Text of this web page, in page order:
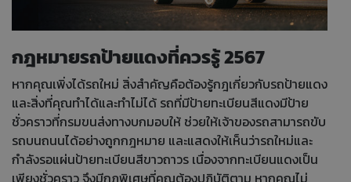
กฎหมายรถป้ายแดงที่ควรรู้ 2567
หากคุณเพิ่งได้รถใหม่ สิ่งสำคัญคือต้องรู้กฎเกี่ยวกับรถป้ายแดง
และสิ่งที่คุณทำได้และทำไม่ได้ รถที่มีป้ายทะเบียนสีแดงมีป้าย
ชั่วคราวที่กรมขนส่งทางบกมอบให้ ช่วยให้เจ้าของรถสามารถขับ
รถบนถนนได้อย่างถูกกฎหมาย และแสดงให้เห็นว่ารถใหม่และ
กำลังรอแผ่นป้ายทะเบียนสีขาวถาวร เนื่องจากทะเบียนแดงเป็น
เพียงชั่วคราว จึงมีกฎพิเศษที่คุณต้องปฏิบัติตาม หากคุณไม่